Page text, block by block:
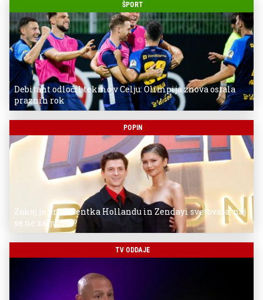
ŠPORT
Debitant odločil tekmo v Celju: Olimpija znova ostala
praznih rok
POPIN
Zakaj je producentka Hollandu in Zendayi svetovala, naj
se ne zaljubita?
TV ODDAJE